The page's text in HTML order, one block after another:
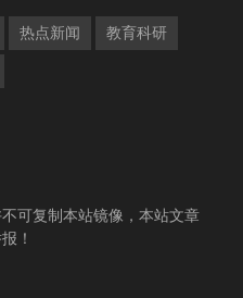
热点新闻 教育科研
可复制本站镜像，本站文章
！